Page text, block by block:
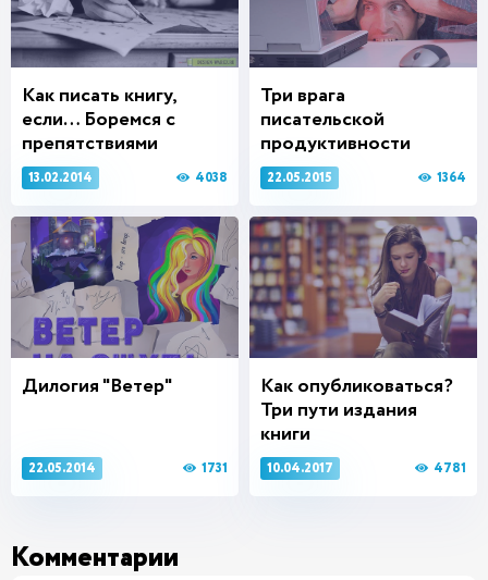
Как писать книгу,
если… Боремся с
препятствиями
13.02.2014 4038
Дилогия "Ветер"
22.05.2014 1731
Как опубликоваться?
Три пути издания
книги
10.04.2017 4781
Три врага
писательской
продуктивности
22.05.2015 1364
Комментарии